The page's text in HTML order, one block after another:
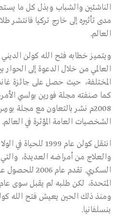
الناشئين والشباب وبذل كل ما
العالم.
ويتميز خطابه فتح الله كولن
العالمي من خلال الدعوة إلى الحوار
كما صنفته مجلة فورين بولسي
2008م نشر بالتعاون مع مجلة
الشخصيات العامة المؤثرة في العالم.
انتقل كولن عام 1999
والعلاج من أمراضه العديدة،
السكري. تقدم
ومنذ ذلك الحين يعيش فتح الله
بنسلفانيا.